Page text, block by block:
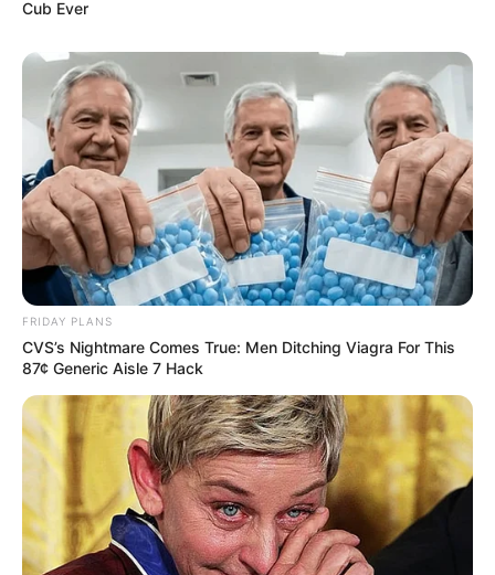
Découvrez le Cheval du jour
Cub Ever
FRIDAY PLANS
CVS’s Nightmare Comes True: Men Ditching Viagra For This
87¢ Generic Aisle 7 Hack